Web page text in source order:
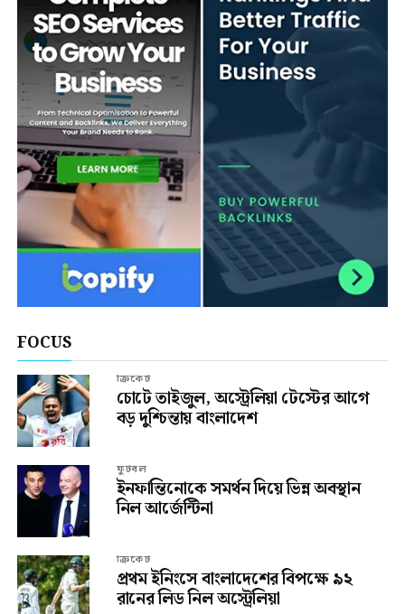
FOCUS
ক্রিকেট
চোটে তাইজুল, অস্ট্রেলিয়া টেস্টের আগে
বড় দুশ্চিন্তায় বাংলাদেশ
ফুটবল
ইনফান্তিনোকে সমর্থন দিয়ে ভিন্ন অবস্থান
নিল আর্জেন্টিনা
ক্রিকেট
প্রথম ইনিংসে বাংলাদেশের বিপক্ষে ৯২
রানের লিড নিল অস্ট্রেলিয়া